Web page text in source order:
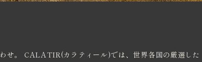
せ。 CALATIR(カラティール)では、世界各国の厳選した